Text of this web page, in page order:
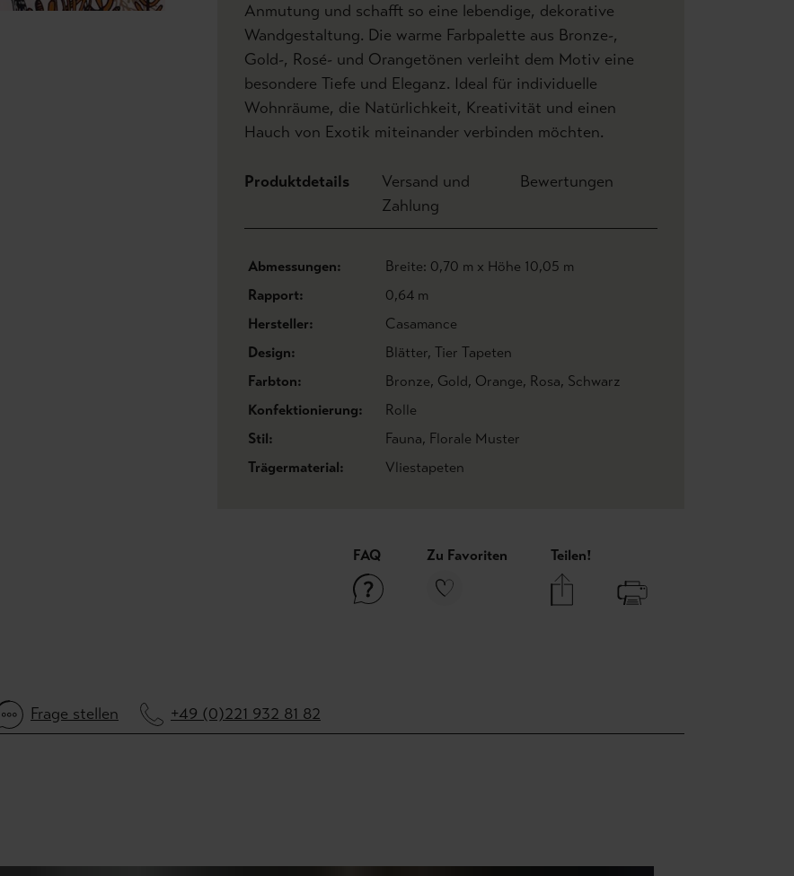
Anmutung und schafft so eine lebendige, dekorative
Wandgestaltung. Die warme Farbpalette aus Bronze-,
Gold-, Rosé- und Orangetönen verleiht dem Motiv eine
besondere Tiefe und Eleganz. Ideal für individuelle
Wohnräume, die Natürlichkeit, Kreativität und einen
Hauch von Exotik miteinander verbinden möchten.
Produktdetails
Versand und
Zahlung
Bewertungen
Abmessungen:
Breite: 0,70 m x Höhe 10,05 m
Rapport:
0,64 m
Hersteller:
Casamance
Design:
Blätter, Tier Tapeten
Farbton:
Bronze, Gold, Orange, Rosa, Schwarz
Konfektionierung:
Rolle
Stil:
Fauna, Florale Muster
Trägermaterial:
Vliestapeten
FAQ Zu Favoriten Teilen!
Frage stellen +49 (0)221 932 81 82